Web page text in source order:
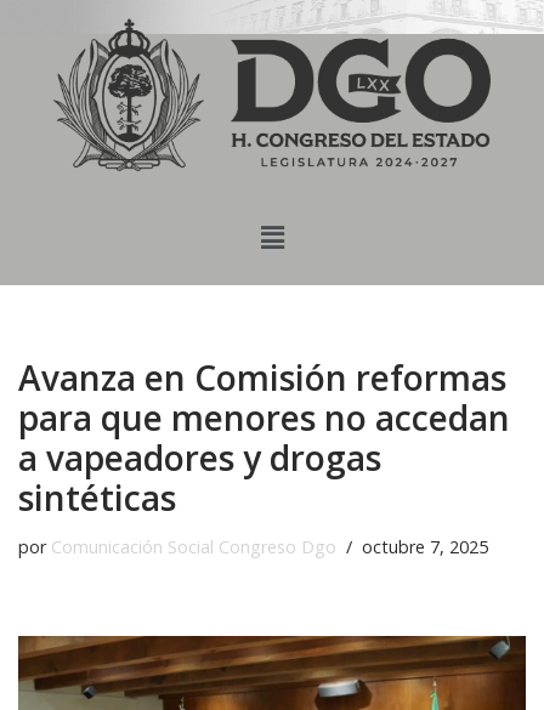
Saltar
contenido
Avanza en Comisión reformas
para que menores no accedan
a vapeadores y drogas
sintéticas
por Comunicación Social Congreso Dgo octubre 7, 2025